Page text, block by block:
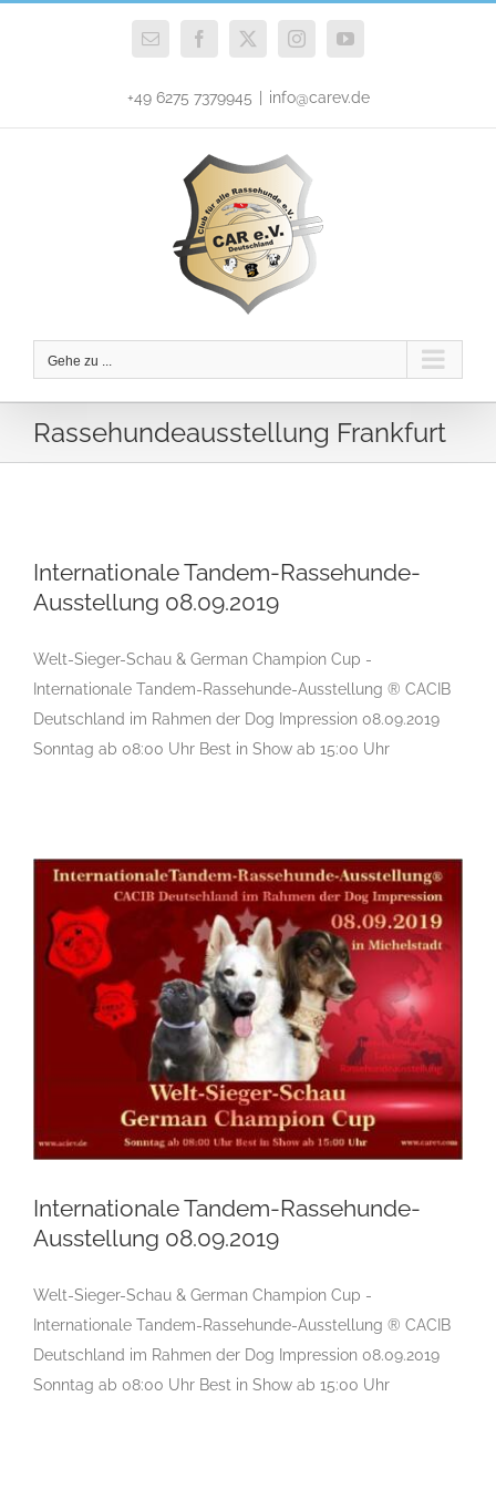
E-
Facebook
X InstagramYouTube
+49 6275 7379945 info@carev.de
Gehe zu ...
Rassehundeausstellung Frankfurt
Internationale Tandem-Rassehunde-
Ausstellung 08.09.2019
Welt-Sieger-Schau & German Champion Cup -
Internationale Tandem-Rassehunde-Ausstellung ® CACIB
Deutschland im Rahmen der Dog Impression 08.09.2019
Sonntag ab 08:00 Uhr Best in Show ab 15:00 Uhr
Internationale Tandem-Rassehunde-
Ausstellung 08.09.2019
Internationale Tandem-Rassehunde-
Ausstellung 08.09.2019
Welt-Sieger-Schau & German Champion Cup -
Internationale Tandem-Rassehunde-Ausstellung ® CACIB
Deutschland im Rahmen der Dog Impression 08.09.2019
Sonntag ab 08:00 Uhr Best in Show ab 15:00 Uhr